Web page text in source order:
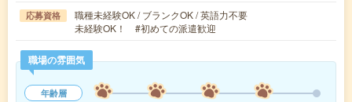
応募資格
職種未経験OK / ブランクOK / 英語力不要
未経験OK！ #初めての派遣歓迎
職場の雰囲気
年齢層